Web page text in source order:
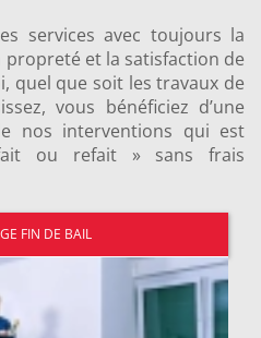
services avec toujours la
et la satisfaction de
quel que soit les travaux de
vous bénéficiez d’une
nos interventions qui est
ou refait » sans frais
FIN DE BAIL